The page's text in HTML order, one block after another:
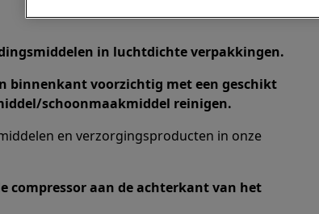
in luchtdichte verpakkingen.
binnenkant voorzichtig met een geschikt
schoonmaakmiddel reinigen.
en verzorgingsproducten in onze
compressor aan de achterkant van het